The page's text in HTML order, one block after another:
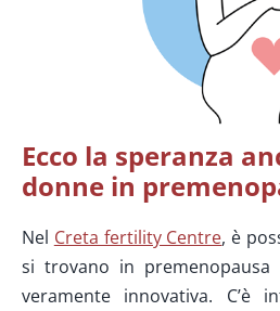
Ecco la speranza
donne in
Nel Creta fertility Centre, è
si trovano in premenopausa
veramente innovativa. C’è